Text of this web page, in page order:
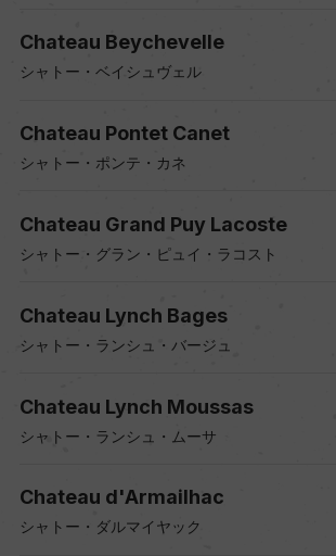
Chateau Beychevelle
シャトー・ベイシュヴェル
Chateau Pontet Canet
シャトー・ポンテ・カネ
Chateau Grand Puy Lacoste
シャトー・グラン・ピュイ・ラコスト
Chateau Lynch Bages
シャトー・ランシュ・バージュ
Chateau Lynch Moussas
シャトー・ランシュ・ムーサ
Chateau d'Armailhac
シャトー・ダルマイヤック